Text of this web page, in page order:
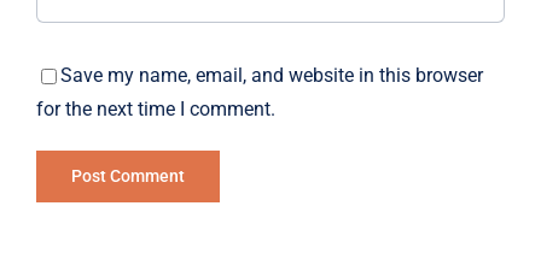
Save my name, email, and website in this browser
for the next time I comment.